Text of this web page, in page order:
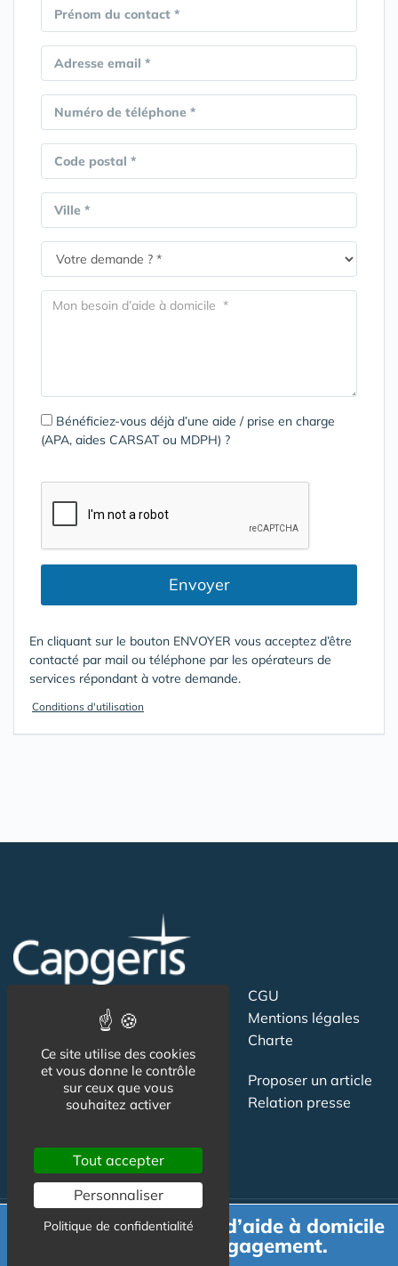
Prénom du contact *
Adresse email *
Numéro de téléphone *
Code postal *
Ville *
Bénéficiez-vous déjà d’une aide / prise en charge
(APA, aides CARSAT ou MDPH) ?
Envoyer
En cliquant sur le bouton ENVOYER vous acceptez d’être
contacté par mail ou téléphone par les opérateurs de
services répondant à votre demande.
Conditions d'utilisation
CGU
Mentions légales
Charte
Contact
Newsletter
Proposer un article
Relation presse
Demande de devis d’aide à domicile
gratuit et sans engagement.
Ce site utilise des cookies
et vous donne le contrôle
sur ceux que vous
souhaitez activer
Tout accepter
Personnaliser
Politique de confidentialité